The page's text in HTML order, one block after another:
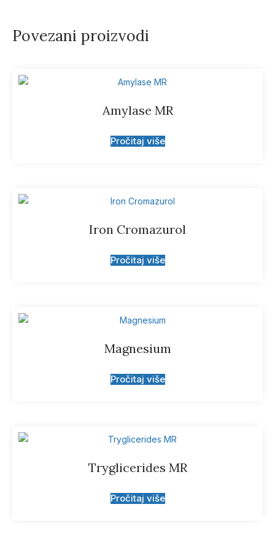
Povezani proizvodi
Amylase MR
Pročitaj više
Iron Cromazurol
Pročitaj više
Magnesium
Pročitaj više
Tryglicerides MR
Pročitaj više